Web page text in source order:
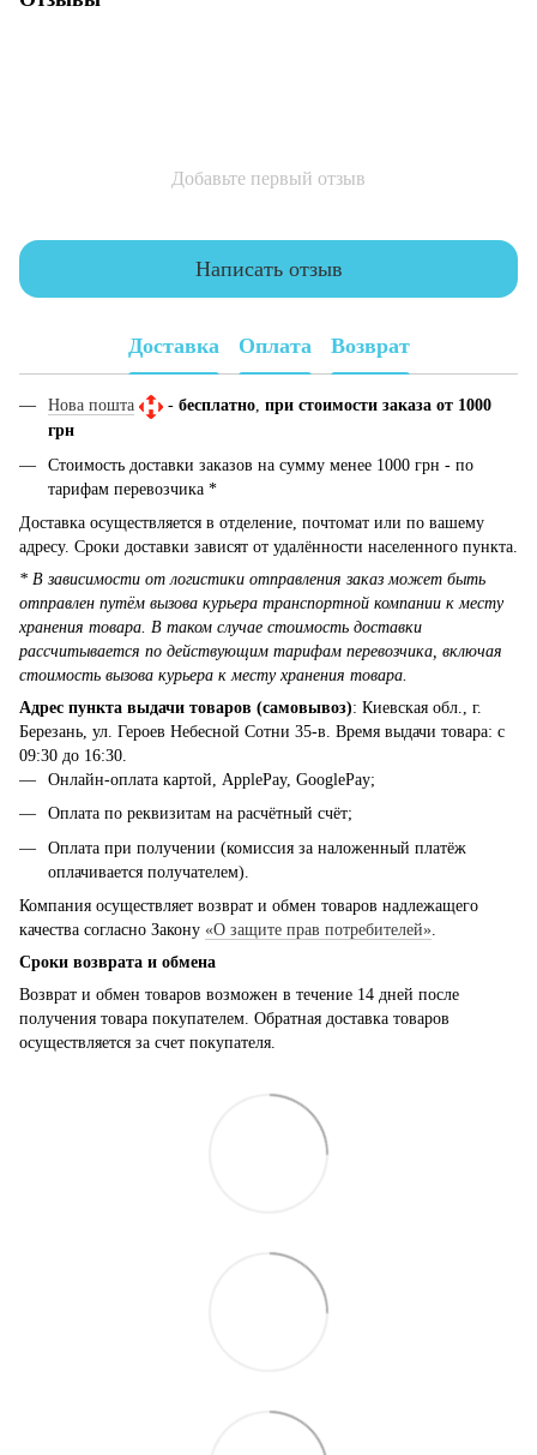
Добавьте первый отзыв
Написать отзыв
Доставка Оплата Возврат
Нова пошта - бесплатно, при стоимости заказа от 1000
грн
Стоимость доставки заказов на сумму менее 1000 грн - по
тарифам перевозчика *
Доставка осуществляется в отделение, почтомат или по вашему
адресу. Сроки доставки зависят от удалённости населенного пункта.
* В зависимости от логистики отправления заказ может быть
отправлен путём вызова курьера транспортной компании к месту
хранения товара. В таком случае стоимость доставки
рассчитывается по действующим тарифам перевозчика, включая
стоимость вызова курьера к месту хранения товара.
Адрес пункта выдачи товаров (самовывоз): Киевская обл., г.
Березань, ул. Героев Небесной Сотни 35-в. Время выдачи товара: с
09:30 до 16:30.
Онлайн-оплата картой, ApplePay, GooglePay;
Оплата по реквизитам на расчётный счёт;
Оплата при получении (комиссия за наложенный платёж
оплачивается получателем).
Компания осуществляет возврат и обмен товаров надлежащего
качества согласно Закону «О защите прав потребителей».
Сроки возврата и обмена
Возврат и обмен товаров возможен в течение 14 дней после
получения товара покупателем. Обратная доставка товаров
осуществляется за счет покупателя.